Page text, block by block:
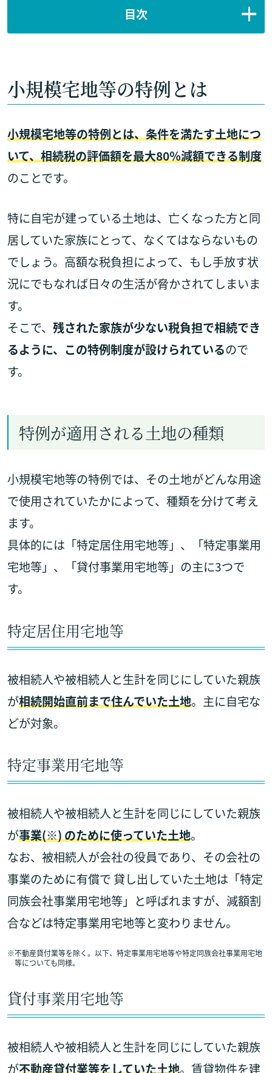
目次
小規模宅地等の特例とは
小規模宅地等の特例とは、条件を満たす土地につ
いて、相続税の評価額を最大80％減額できる制度
のことです。
特に自宅が建っている土地は、亡くなった方と同
居していた家族にとって、なくてはならないもの
でしょう。高額な税負担によって、もし手放す状
況にでもなれば日々の生活が脅かされてしまいま
す。
そこで、 残された家族が少ない税負担で相続でき
るように、この特例制度が設けられているので
す。
特例が適用される土地の種類
小規模宅地等の特例では、その土地がどんな用途
で使用されていたかによって、種類を分けて考え
ます。
具体的には「特定居住用宅地等」、「特定事業用
宅地等」、「貸付事業用宅地等」の主に3つで
す。
特定居住用宅地等
被相続人や被相続人と生計を同じにしていた親族
が相続開始直前まで住んでいた土地。主に自宅な
どが対象。
特定事業用宅地等
被相続人や被相続人と生計を同じにしていた親族
が事業(※) のために使っていた土地。
なお、被相続人が会社の役員であり、その会社の
事業のために有償で 貸し出していた土地は「特定
同族会社事業用宅地等」と呼ばれますが、減額割
合などは特定事業用宅地等と変わりません。
※不動産貸付業等を除く。以下、特定事業用宅地等や特定同族会社事業用宅地
等についても同様。
貸付事業用宅地等
被相続人や被相続人と生計を同じにしていた親族
が不動産貸付業等をしていた土地。賃貸物件を建